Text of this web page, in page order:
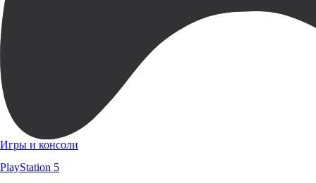
Игры и консоли
PlayStation 5